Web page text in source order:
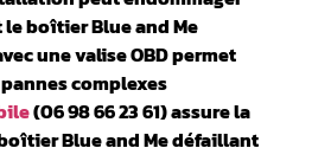
boîtier Blue and Me
une valise OBD permet
complexes
(06 98 66 23 61) assure la
Blue and Me défaillant